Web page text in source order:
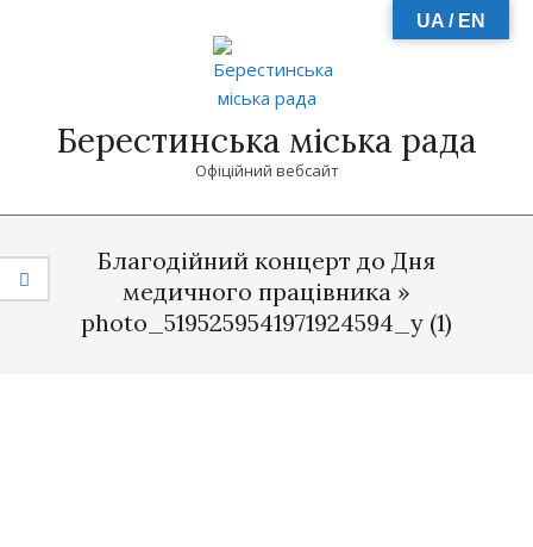
Берестинська міська рада
Офіційний вебсайт
Navigation
Menu
Благодійний концерт до Дня
медичного працівника »
photo_5195259541971924594_y (1)
UA / EN